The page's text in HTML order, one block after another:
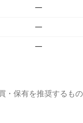
—
—
—
保有を推奨するもの